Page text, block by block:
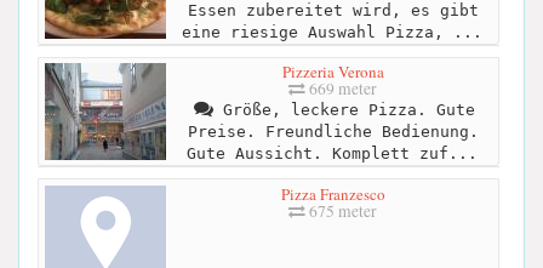
Essen zubereitet wird, es gibt
eine riesige Auswahl Pizza, ...
Pizzeria Verona
669 meter
Größe, leckere Pizza. Gute
Preise. Freundliche Bedienung.
Gute Aussicht. Komplett zuf...
Pizza Franzesco
675 meter